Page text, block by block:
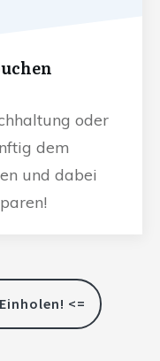
oder
dem
und dabei
<=